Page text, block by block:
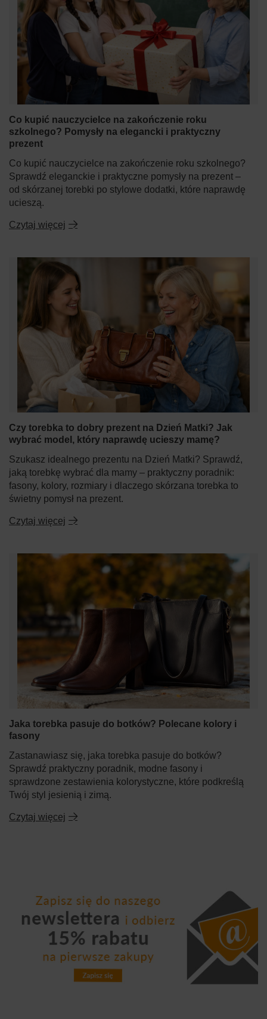
Co kupić nauczycielce na zakończenie roku
szkolnego? Pomysły na elegancki i praktyczny
prezent
Co kupić nauczycielce na zakończenie roku szkolnego?
Sprawdź eleganckie i praktyczne pomysły na prezent –
od skórzanej torebki po stylowe dodatki, które naprawdę
ucieszą.
Czytaj więcej
Czy torebka to dobry prezent na Dzień Matki? Jak
wybrać model, który naprawdę ucieszy mamę?
Szukasz idealnego prezentu na Dzień Matki? Sprawdź,
jaką torebkę wybrać dla mamy – praktyczny poradnik:
fasony, kolory, rozmiary i dlaczego skórzana torebka to
świetny pomysł na prezent.
Czytaj więcej
Jaka torebka pasuje do botków? Polecane kolory i
fasony
Zastanawiasz się, jaka torebka pasuje do botków?
Sprawdź praktyczny poradnik, modne fasony i
sprawdzone zestawienia kolorystyczne, które podkreślą
Twój styl jesienią i zimą.
Czytaj więcej